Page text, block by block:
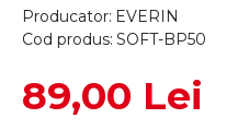
Producator: EVERIN
Cod produs: SOFT-BP50
89,00 Lei